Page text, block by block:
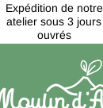
Expédition de notre
atelier sous 3 jours
ouvrés